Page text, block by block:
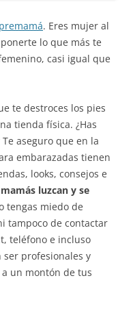
. Eres mujer al
lo que más te
casi igual que
te destroces los pies
tienda física. ¿Has
Te aseguro que en la
embarazadas tienen
looks, consejos e
luzcan y se
tengas miedo de
tampoco de contactar
teléfono e incluso
ser profesionales y
un montón de tus